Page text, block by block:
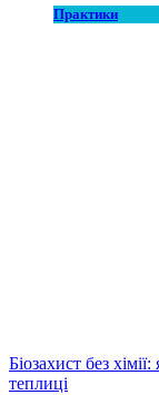
Практики
Біозахист без
теплиці